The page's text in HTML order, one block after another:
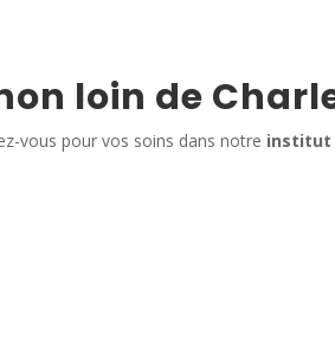
loin de
vous pour vos soins dans notre institut